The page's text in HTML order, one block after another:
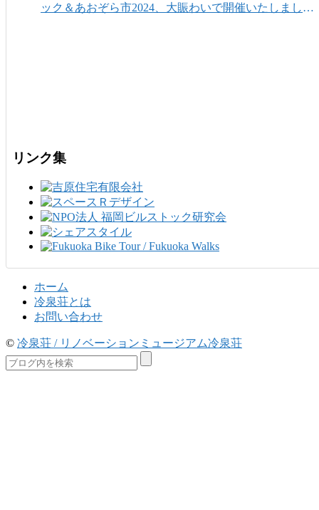
ック＆あおぞら市2024、大賑わいで開催いたしまし
リンク集
ホーム
冷泉荘とは
お問い合わせ
© 冷泉荘 / リノベーションミュージアム冷泉荘